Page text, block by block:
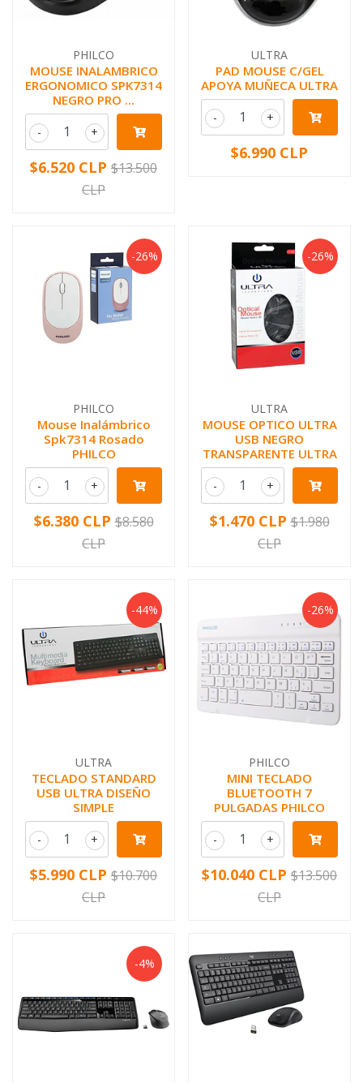
PHILCO
MOUSE INALAMBRICO
ERGONOMICO SPK7314
NEGRO PRO ...
+
-
$6.520 CLP $13.500
CLP
ULTRA
PAD MOUSE C/GEL
APOYA MUÑECA ULTRA
+
-
$6.990 CLP
-26%
PHILCO
Mouse Inalámbrico
Spk7314 Rosado
PHILCO
+
-
$6.380 CLP $8.580
CLP
-26%
ULTRA
MOUSE OPTICO ULTRA
USB NEGRO
TRANSPARENTE ULTRA
+
-
$1.470 CLP $1.980
CLP
-44%
ULTRA
TECLADO STANDARD
USB ULTRA DISEÑO
SIMPLE
+
-
$5.990 CLP $10.700
CLP
-26%
PHILCO
MINI TECLADO
BLUETOOTH 7
PULGADAS PHILCO
+
-
$10.040 CLP $13.500
CLP
-4%